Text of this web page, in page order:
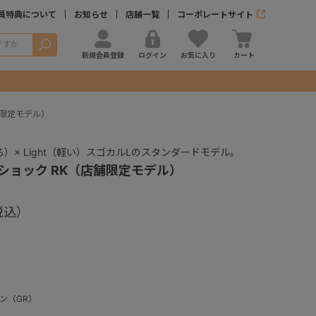
特典について お知らせ 店舗一覧 コーポレートサイト
検索
新規会員登録 ログイン お気に入り カート
定モデル）
× Light（軽い）スゴカルLのスタンダードモデル。
ョック RK（店舗限定モデル）
（GR）